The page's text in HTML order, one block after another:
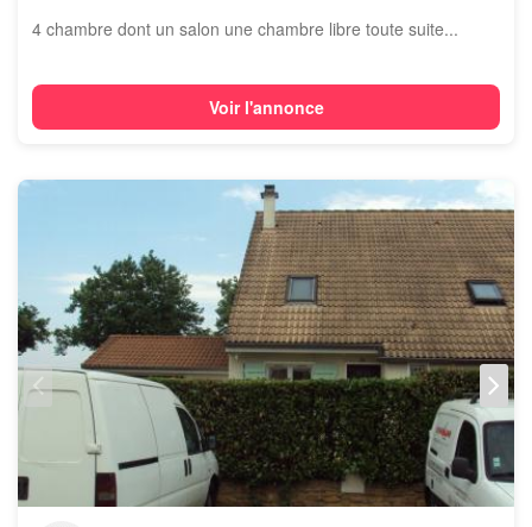
4 chambre dont un salon une chambre libre toute suite...
Voir l'annonce